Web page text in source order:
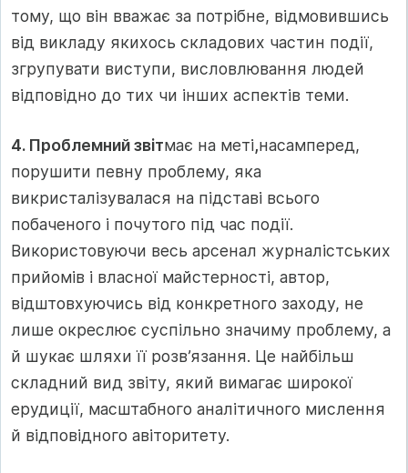
тому, що він вважає за потрібне, відмовившись
від викладу якихось складових частин події,
згрупувати виступи, висловлювання людей
відповідно до тих чи інших аспектів теми.
4. Проблемний звітмає на меті,насамперед,
порушити певну проблему, яка
викристалізувалася на підставі всього
побаченого і почутого під час події.
Використовуючи весь арсенал журналістських
прийомів і власної майстерності, автор,
відштовхуючись від конкретного заходу, не
лише окреслює суспільно значиму проблему, а
й шукає шляхи її розв’язання. Це найбільш
складний вид звіту, який вимагає широкої
ерудиції, масштабного аналітичного мислення
й відповідного авіторитету.